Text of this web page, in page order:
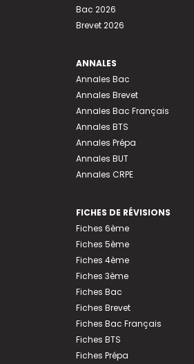
Bac 2026
Brevet 2026
ANNALES
Annales Bac
Annales Brevet
Annales Bac Français
Annales BTS
Annales Prépa
Annales BUT
Annales CRPE
FICHES DE RÉVISIONS
Fiches 6ème
Fiches 5ème
Fiches 4ème
Fiches 3ème
Fiches Bac
Fiches Brevet
Fiches Bac Français
Fiches BTS
Fiches Prépa